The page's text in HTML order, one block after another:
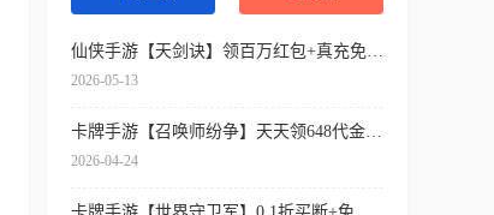
2026-05-13
2026-04-24